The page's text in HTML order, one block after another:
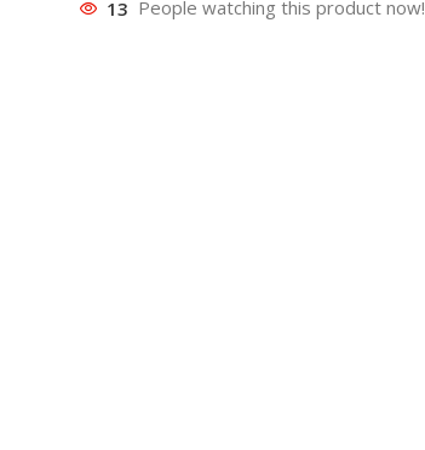
13 People watching this product now!